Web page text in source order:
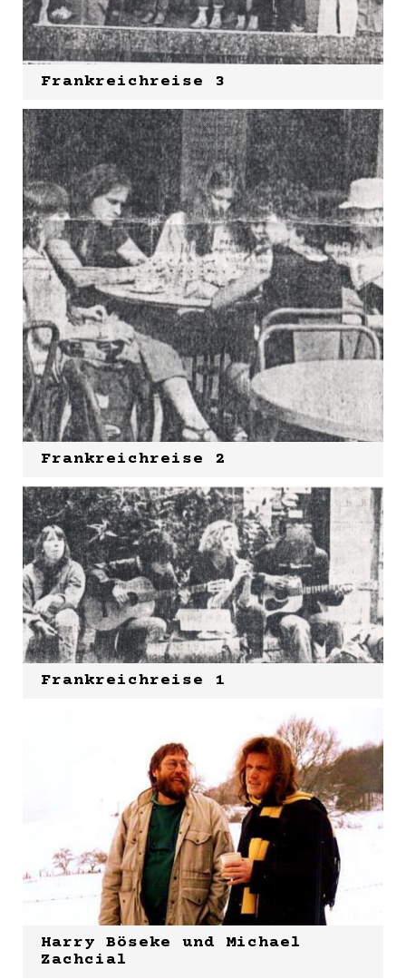
Frankreichreise 3
Frankreichreise 2
Frankreichreise 1
Harry Böseke und Michael
Zachcial